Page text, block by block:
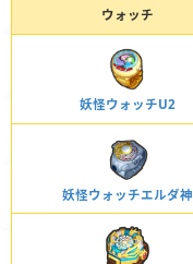
ウォッチ
妖怪ウォッチU2
妖怪ウォッチエルダ神